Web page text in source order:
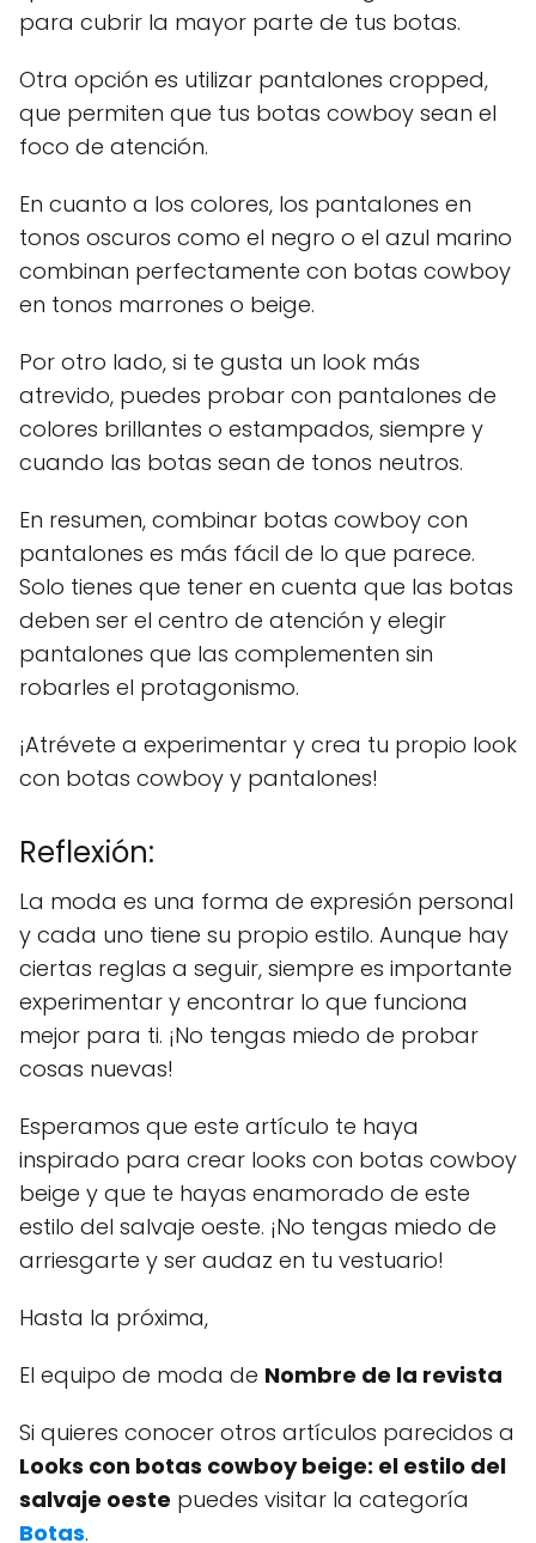
para cubrir la mayor parte de tus botas.
Otra opción es utilizar pantalones cropped,
que permiten que tus botas cowboy sean el
foco de atención.
En cuanto a los colores, los pantalones en
tonos oscuros como el negro o el azul marino
combinan perfectamente con botas cowboy
en tonos marrones o beige.
Por otro lado, si te gusta un look más
atrevido, puedes probar con pantalones de
colores brillantes o estampados, siempre y
cuando las botas sean de tonos neutros.
En resumen, combinar botas cowboy con
pantalones es más fácil de lo que parece.
Solo tienes que tener en cuenta que las botas
deben ser el centro de atención y elegir
pantalones que las complementen sin
robarles el protagonismo.
¡Atrévete a experimentar y crea tu propio look
con botas cowboy y pantalones!
Reflexión:
La moda es una forma de expresión personal
y cada uno tiene su propio estilo. Aunque hay
ciertas reglas a seguir, siempre es importante
experimentar y encontrar lo que funciona
mejor para ti. ¡No tengas miedo de probar
cosas nuevas!
Esperamos que este artículo te haya
inspirado para crear looks con botas cowboy
beige y que te hayas enamorado de este
estilo del salvaje oeste. ¡No tengas miedo de
arriesgarte y ser audaz en tu vestuario!
Hasta la próxima,
El equipo de moda de Nombre de la revista
Si quieres conocer otros artículos parecidos a
Looks con botas cowboy beige: el estilo del
salvaje oeste puedes visitar la categoría
Botas.